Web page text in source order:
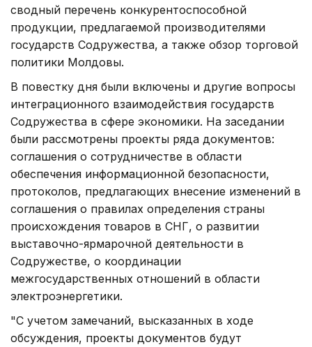
сводный перечень конкурентоспособной
продукции, предлагаемой производителями
государств Содружества, а также обзор торговой
политики Молдовы.
В повестку дня были включены и другие вопросы
интеграционного взаимодействия государств
Содружества в сфере экономики. На заседании
были рассмотрены проекты ряда документов:
соглашения о сотрудничестве в области
обеспечения информационной безопасности,
протоколов, предлагающих внесение изменений в
соглашения о правилах определения страны
происхождения товаров в СНГ, о развитии
выставочно-ярмарочной деятельности в
Содружестве, о координации
межгосударственных отношений в области
электроэнергетики.
"С учетом замечаний, высказанных в ходе
обсуждения, проекты документов будут